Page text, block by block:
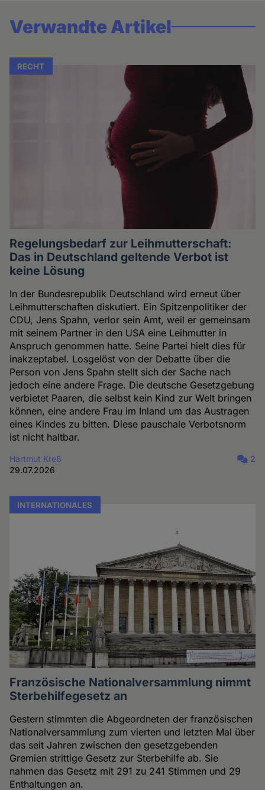
Verwandte Artikel
RECHT
Regelungsbedarf zur Leihmutterschaft:
Das in Deutschland geltende Verbot ist
keine Lösung
In der Bundesrepublik Deutschland wird erneut über
Leihmutterschaften diskutiert. Ein Spitzenpolitiker der
CDU, Jens Spahn, verlor sein Amt, weil er gemeinsam
mit seinem Partner in den USA eine Leihmutter in
Anspruch genommen hatte. Seine Partei hielt dies für
inakzeptabel. Losgelöst von der Debatte über die
Person von Jens Spahn stellt sich der Sache nach
jedoch eine andere Frage. Die deutsche Gesetzgebung
verbietet Paaren, die selbst kein Kind zur Welt bringen
können, eine andere Frau im Inland um das Austragen
eines Kindes zu bitten. Diese pauschale Verbotsnorm
ist nicht haltbar.
Hartmut Kreß
29.07.2026
2
INTERNATIONALES
Französische Nationalversammlung nimmt
Sterbehilfegesetz an
Gestern stimmten die Abgeordneten der französischen
Nationalversammlung zum vierten und letzten Mal über
das seit Jahren zwischen den gesetzgebenden
Gremien strittige Gesetz zur Sterbehilfe ab. Sie
nahmen das Gesetz mit 291 zu 241 Stimmen und 29
Enthaltungen an.